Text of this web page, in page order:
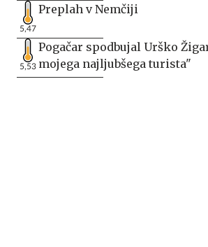
5,47
Preplah v Nemčiji
5,53
Pogačar spodbujal Urško
mojega najljubšega turista"